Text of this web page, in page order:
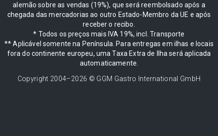
alemão sobre as vendas (19%), que será reembolsado após a
chegada das mercadorias ao outro Estado-Membro da UE e após
receber o recibo.
* Todos os preços mais IVA 19%, incl. Transporte
** Aplicável somente na Península. Para entregas em ilhas e locais
fora do continente europeu, uma Taxa Extra de Ilha será aplicada
automaticamente.
Copyright 2004–2026 © GGM Gastro International GmbH